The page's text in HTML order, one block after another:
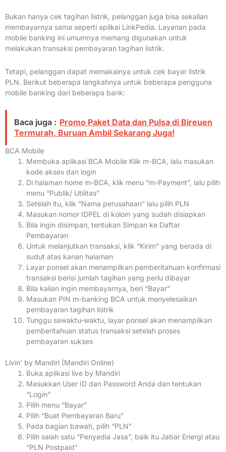
Bukan hanya cek tagihan listrik, pelanggan juga bisa sekalian
membayarnya sama seperti aplikai LinkPedia. Layanan pada
mobile banking ini umumnya memang digunakan untuk
melakukan transaksi pembayaran tagihan listrik.
Tetapi, pelanggan dapat memakainya untuk cek bayar listrik
PLN. Berikut beberapa langkahnya untuk beberapa pengguna
mobile banking dari beberapa bank:
Baca juga : Promo Paket Data dan Pulsa di Bireuen
Termurah, Buruan Ambil Sekarang Juga!
BCA Mobile
Membuka aplikasi BCA Mobile Klik m-BCA, lalu masukan
kode akses dan login
Di halaman home m-BCA, klik menu “m-Payment”, lalu pilih
menu “Publik/ Utilitas”
Setelah itu, klik “Nama perusahaan” lalu pilih PLN
Masukan nomor IDPEL di kolom yang sudah disiapkan
Bila ingin disimpan, tentukan Simpan ke Daftar
Pembayaran
Untuk melanjutkan transaksi, klik “Kirim” yang berada di
sudut atas kanan halaman
Layar ponsel akan menampilkan pemberitahuan konfirmasi
transaksi berisi jumlah tagihan yang perlu dibayar
Bila kalian ingin membayarnya, beri “Bayar”
Masukan PIN m-banking BCA untuk menyelesaikan
pembayaran tagihan listrik
Tunggu sewaktu-waktu, layar ponsel akan menampilkan
pemberitahuan status transaksi setelah proses
pembayaran sukses
Livin’ by Mandiri (Mandiri Online)
Buka aplikasi live by Mandiri
Masukkan User ID dan Password Anda dan tentukan
“Login”
Pilih menu “Bayar”
Pilih “Buat Pembayaran Baru”
Pada bagian bawah, pilih “PLN”
Pilih salah satu “Penyedia Jasa”, baik itu Jabar Energi atau
“PLN Postpaid”